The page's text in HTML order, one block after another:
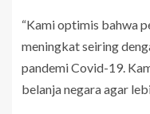
“Kami optimis bahwa
meningkat seiring
pandemi Covid-19.
belanja negara agar